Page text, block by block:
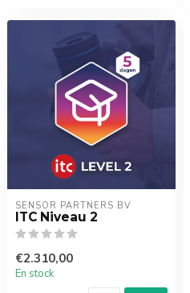
SENSOR PARTNERS BV
ITC Niveau 2
€2.310,00
En stock